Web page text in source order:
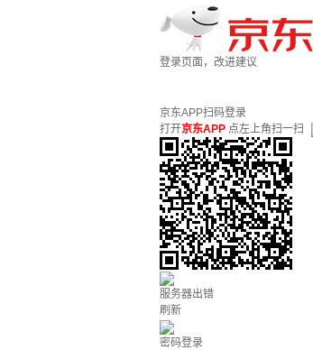
登录页面，改进建议
京东APP扫码登录
打开京东APP 点左上角扫一扫
服务器出错
刷新
密码登录